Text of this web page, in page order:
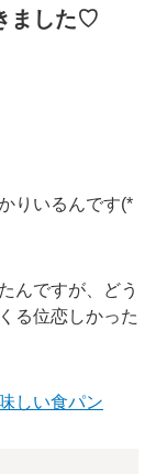
ました♡
りいるんです(*
んですが、どう
る位恋しかった
しい食パン